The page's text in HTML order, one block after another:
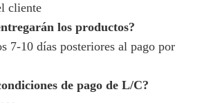
cliente
los productos?
7-10 días posteriores al pago por
de pago de L/C?